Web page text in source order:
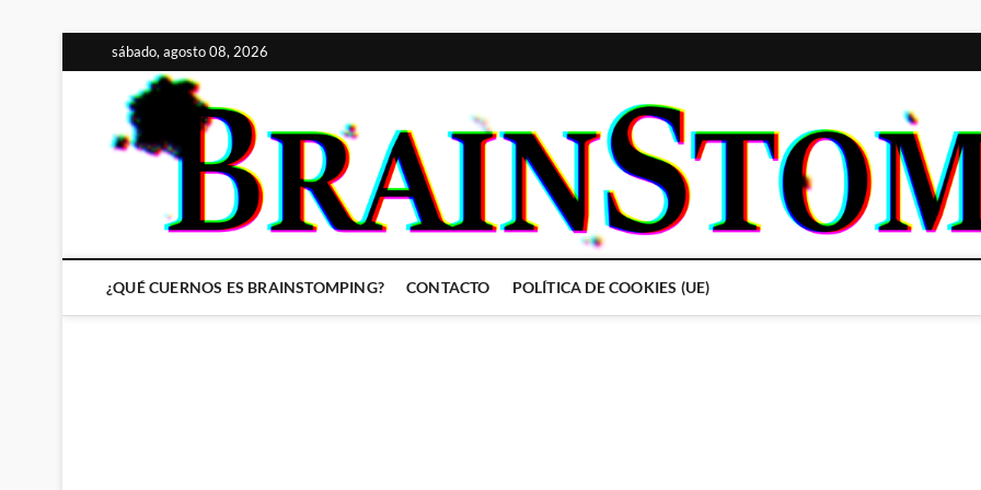
al
contenido
sábado, agosto 08, 2026
¿QUÉ CUERNOS ES BRAINSTOMPING? CONTACTO POLÍTICA DE COOKIES (UE)